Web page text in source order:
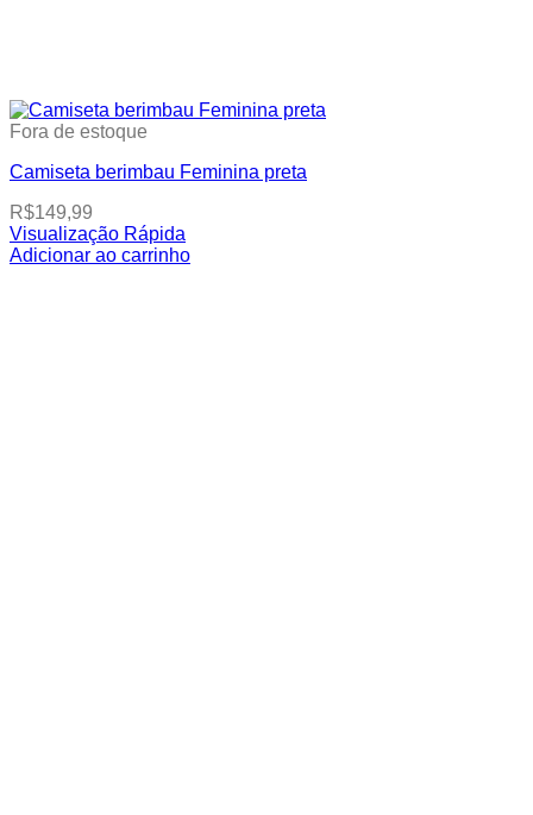
Fora de estoque
Camiseta berimbau Feminina preta
R$149,99
Visualização Rápida
Adicionar ao carrinhoThis